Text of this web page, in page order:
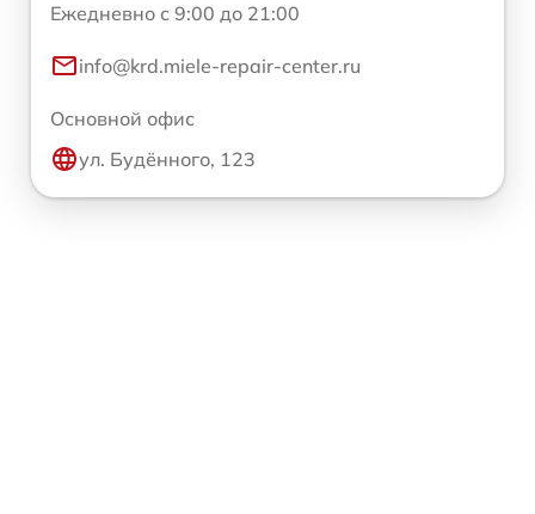
Ежедневно с 9:00 до 21:00
info@krd.miele-repair-center.ru
Основной офис
ул. Будённого, 123